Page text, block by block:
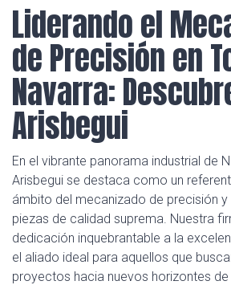
Liderando el
de Precisión en
Navarra:
Arisbegui
En el vibrante panorama industrial de
Arisbegui se destaca como un
ámbito del mecanizado de precisión
piezas de calidad suprema. Nuestra
dedicación inquebrantable a la
el aliado ideal para aquellos que
proyectos hacia nuevos horizontes